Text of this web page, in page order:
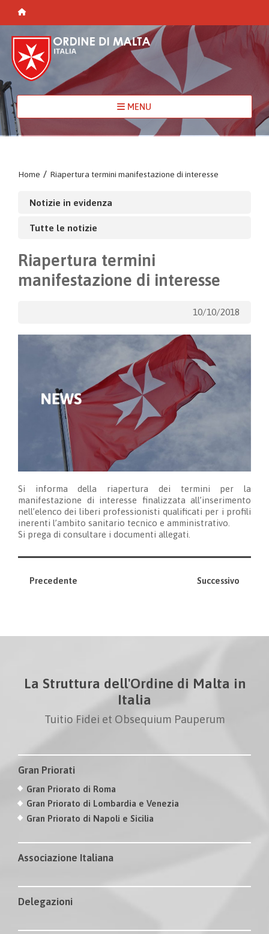
MENU
Home / Riapertura termini manifestazione di interesse
Notizie in evidenza
Tutte le notizie
Riapertura termini
manifestazione di interesse
10/10/2018
Si informa della riapertura dei termini per la
manifestazione di interesse finalizzata all’inserimento
nell’elenco dei liberi professionisti qualificati per i profili
inerenti l’ambito sanitario tecnico e amministrativo.
Si prega di consultare i documenti allegati.
Precedente Successivo
La Struttura dell'Ordine di Malta in
Italia
Tuitio Fidei et Obsequium Pauperum
Gran Priorati
Gran Priorato di Roma
Gran Priorato di Lombardia e Venezia
Gran Priorato di Napoli e Sicilia
Associazione Italiana
Delegazioni